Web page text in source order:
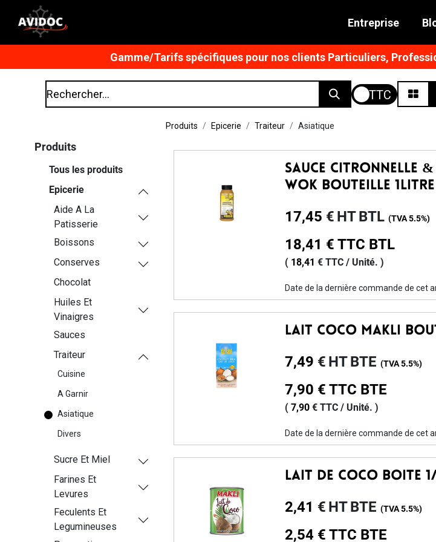
Entreprise
Gamme/Tarifs spécifiques pour nos clients Particuliers,
Produits
Tous les produits
Epicerie
Aide A La
Patisserie
Boissons
Conserves
Chocolat
Huiles Et
Vinaigres
Sauces
Traiteur
Cuisine
A Garnir
Asiatique
Divers
Sucre Et Miel
Farines Et
Levures
Feculents Et
Legumineuses
Produits Epicerie Traiteur Asiatique
Sauce Citronnelle &
Wok Bouteille 1litre
17,45 € HTBTL(TVA5.5%)
18,41 € TTC BTL
( 18,41 € TTC / Unité. )
Date de la dernière commande de cet
Lait Coco Makli
7,49 € HTBTE(TVA5.5%)
7,90 € TTC BTE
(7,90 € TTC / Unité. )
Date de la dernière commande de cet
Lait De Coco Boite
2,41 € HTBTE(TVA5.5%)
2,54 € TTC BTE